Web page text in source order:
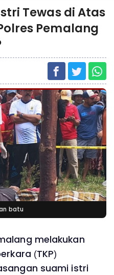
Tewas di Atas
Pemalang
batu
melakukan
(TKP)
suami istri